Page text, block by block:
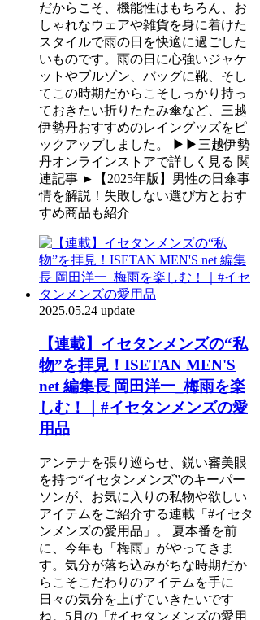
だからこそ、機能性はもちろん、お
しゃれなウェアや雑貨を身に着けた
スタイルで雨の日を快適に過ごした
いものです。雨の日に心強いジャケ
ットやブルゾン、バッグに靴、そし
てこの時期だからこそしっかり持っ
ておきたい折りたたみ傘など、三越
伊勢丹おすすめのレイングッズをピ
ックアップしました。 ▶▶三越伊勢
丹オンラインストアで詳しく見る 関
連記事 ►【2025年版】男性の日傘事
情を解説！失敗しない選び方とおす
すめ商品も紹介
2025.05.24 update
【連載】イセタンメンズの“私
物”を拝見！ISETAN MEN'S
net 編集長 岡田洋一_梅雨を楽
しむ！｜#イセタンメンズの愛
用品
アンテナを張り巡らせ、鋭い審美眼
を持つ“イセタンメンズ”のキーパー
ソンが、お気に入りの私物や欲しい
アイテムをご紹介する連載「#イセタ
ンメンズの愛用品」。 夏本番を前
に、今年も「梅雨」がやってきま
す。気分が落ち込みがちな時期だか
らこそこだわりのアイテムを手に
日々の気分を上げていきたいです
ね。5月の「#イセタンメンズの愛用